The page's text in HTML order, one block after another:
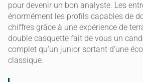
pour devenir un bon analyste. Les
énormément les profils capables de
chiffres grâce à une expérience de
double casquette fait de vous un
complet qu’un junior sortant d’une
classique.